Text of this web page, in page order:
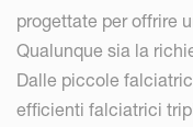
progettate per offrire
Qualunque sia la
Dalle piccole
efficienti falciatrici